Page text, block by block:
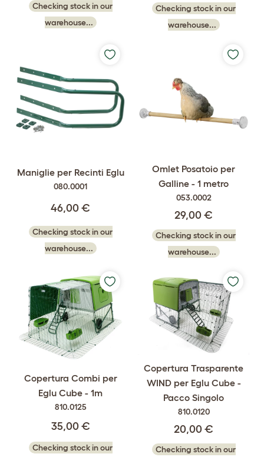
Checking stock in our
warehouse...
Checking stock in our
warehouse...
Maniglie per Recinti Eglu
080.0001
46,00 €
Checking stock in our
warehouse...
Omlet Posatoio per
Galline - 1 metro
053.0002
29,00 €
Checking stock in our
warehouse...
Copertura Combi per
Eglu Cube - 1m
810.0125
35,00 €
Checking stock in our
Copertura Trasparente
WIND per Eglu Cube -
Pacco Singolo
810.0120
20,00 €
Checking stock in our